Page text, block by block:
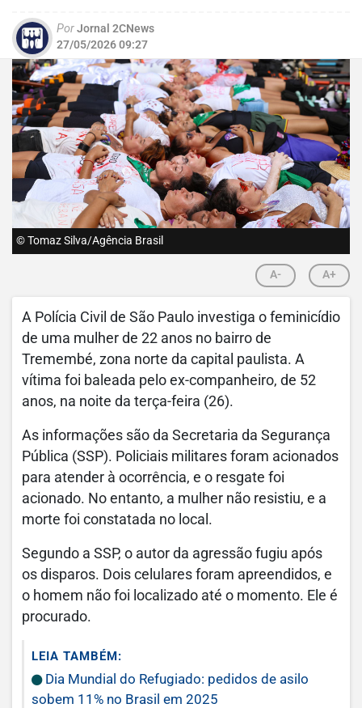
PorJornal 2CNews
27/05/2026 09:27
© Tomaz Silva/Agência Brasil
A- A+
A Polícia Civil de São Paulo investiga o feminicídio
de uma mulher de 22 anos no bairro de
Tremembé, zona norte da capital paulista. A
vítima foi baleada pelo ex-companheiro, de 52
anos, na noite da terça-feira (26).
As informações são da Secretaria da Segurança
Pública (SSP). Policiais militares foram acionados
para atender à ocorrência, e o resgate foi
acionado. No entanto, a mulher não resistiu, e a
morte foi constatada no local.
Segundo a SSP, o autor da agressão fugiu após
os disparos. Dois celulares foram apreendidos, e
o homem não foi localizado até o momento. Ele é
procurado.
LEIA TAMBÉM:
Dia Mundial do Refugiado: pedidos de asilo
sobem 11% no Brasil em 2025